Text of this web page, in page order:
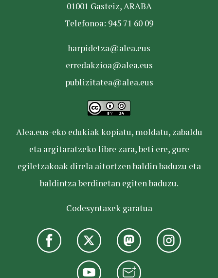
01001 Gasteiz, ARABA
Telefonoa: 945 71 60 09
harpidetza@alea.eus
erredakzioa@alea.eus
publizitatea@alea.eus
Alea.eus-eko edukiak kopiatu, moldatu, zabaldu
eta argitaratzeko libre zara, beti ere, gure
egiletzakoak direla aitortzen baldin baduzu eta
baldintza berdinetan egiten baduzu.
Codesyntaxek garatua